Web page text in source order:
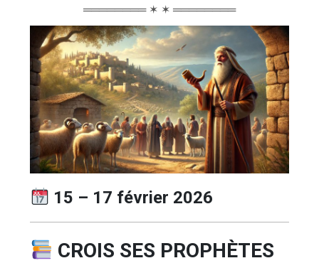
════════ ✶ ✶ ════════
15 – 17 février 2026
CROIS SES PROPHÈTES